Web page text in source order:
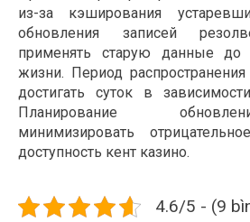
из-за кэширования
обновления записей
применять старую данные до
жизни. Период
достигать суток в
Планирование
минимизировать
доступность кент казино.
4.6/5 - (9